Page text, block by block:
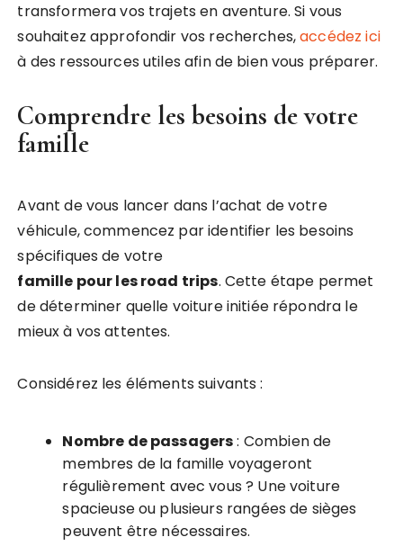
transformera vos trajets en aventure. Si vous
souhaitez approfondir vos recherches,accédez ici
à des ressources utiles afin de bien vous préparer.
Comprendre les besoins de votre
famille
Avant de vous lancer dans l’achat de votre
véhicule, commencez par identifier les besoins
spécifiques de votre
famille pour les road trips. Cette étape permet
de déterminer quelle voiture initiée répondra le
mieux à vos attentes.
Considérez les éléments suivants :
Nombre de passagers: Combien de
membres de la famille voyageront
régulièrement avec vous ? Une voiture
spacieuse ou plusieurs rangées de sièges
peuvent être nécessaires.